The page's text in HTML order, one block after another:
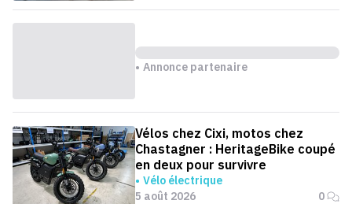
Annonce partenaire
Vélos chez Cixi, motos chez
Chastagner : HeritageBike coupé
en deux pour survivre
Vélo électrique
5 août 2026
0